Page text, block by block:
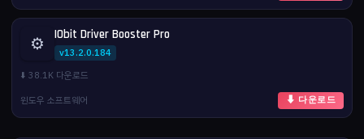
⚙️ IObit Driver Booster Pro
v13.2.0.184
⬇️ 38.1K 다운로드
윈도우 소프트웨어
⬇ 다운로드